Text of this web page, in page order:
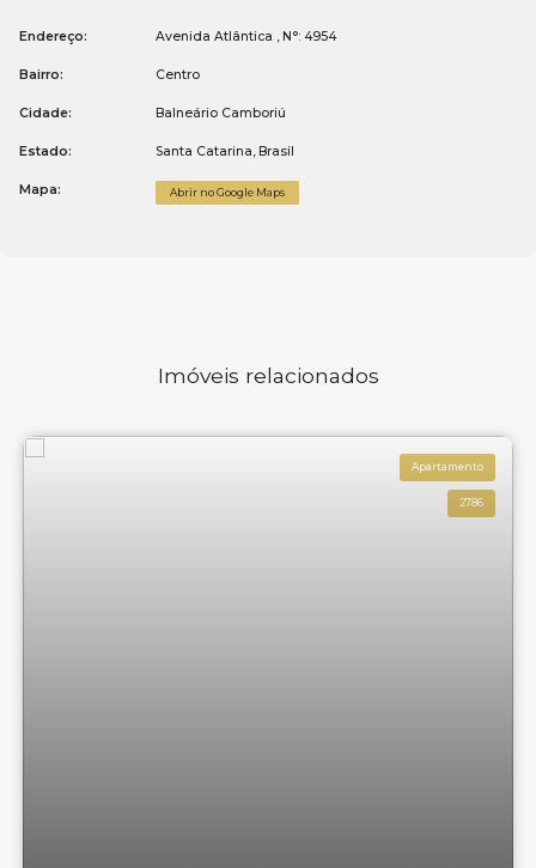
Endereço: Avenida Atlântica , N°: 4954
Bairro: Centro
Cidade: Balneário Camboriú
Estado: Santa Catarina, Brasil
Mapa: Abrir no Google Maps
Imóveis relacionados
Apartamento
2786